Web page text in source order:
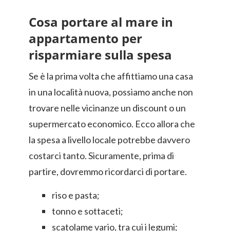
Cosa portare al mare in
appartamento per
risparmiare sulla spesa
Se è la prima volta che affittiamo una casa
in una località nuova, possiamo anche non
trovare nelle vicinanze un discount o un
supermercato economico. Ecco allora che
la spesa a livello locale potrebbe davvero
costarci tanto. Sicuramente, prima di
partire, dovremmo ricordarci di portare.
riso e pasta;
tonno e sottaceti;
scatolame vario, tra cui i legumi;